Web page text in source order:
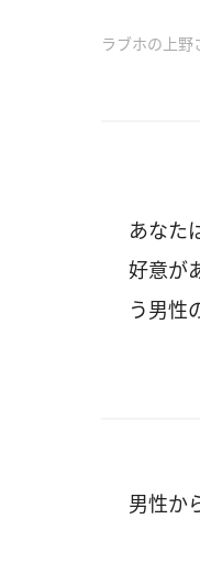
ラブホの上野
あなた
好意が
う男性
男性か